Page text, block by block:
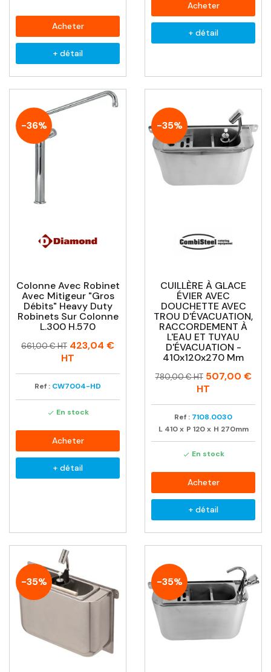
Acheter
+ détail
Acheter
+ détail
-36%
Colonne Avec Robinet
Avec Mitigeur "gros
Débits" Heavy Duty
Robinets Sur Colonne
L.300 H.570
Prix
Prix
661,00 € HT 423,04 €
HT
Ref : CW7004-HD
 En stock
Acheter
+ détail
-35%
CUILLÈRE À GLACE
ÉVIER AVEC
DOUCHETTE AVEC
TROU D'ÉVACUATION,
RACCORDEMENT À
L'EAU ET TUYAU
D'ÉVACUATION -
410x120x270 Mm
Prix
Prix
780,00 € HT 507,00 €
HT
Ref : 7108.0030
L 410 x P 120 x H 270mm
 En stock
Acheter
+ détail
-35% -35%